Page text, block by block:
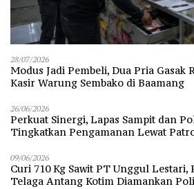
28/07/2026
Modus Jadi Pembeli, Dua Pria Gasak
Kasir Warung Sembako di Baamang
26/06/2026
Perkuat Sinergi, Lapas Sampit dan
Tingkatkan Pengamanan Lewat
09/06/2026
Curi 710 Kg Sawit PT Unggul Lestari,
Telaga Antang Kotim Diamankan